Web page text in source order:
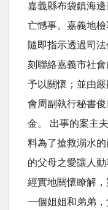
嘉義縣布袋鎮海
亡憾事。嘉義地檢
隨即指示透過司
刻聯絡嘉義市社會
予以關懷；並由
會周副執行秘書
金。 出事的案主
料為了搶救溺水
的父母之愛讓人
經實地關懷瞭解
一個姐姐和弟弟